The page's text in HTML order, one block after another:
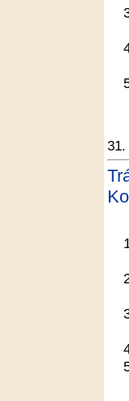
31.